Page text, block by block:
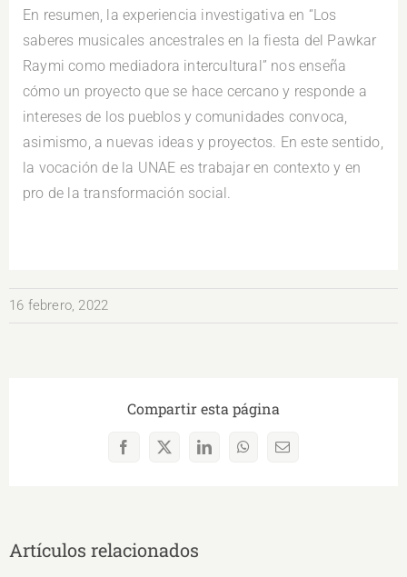
En resumen, la experiencia investigativa en “Los
saberes musicales ancestrales en la fiesta del Pawkar
Raymi como mediadora intercultural” nos enseña
cómo un proyecto que se hace cercano y responde a
intereses de los pueblos y comunidades convoca,
asimismo, a nuevas ideas y proyectos. En este sentido,
la vocación de la UNAE es trabajar en contexto y en
pro de la transformación social.
16 febrero, 2022
Compartir esta página
Facebook
X LinkedInWhatsAppCorreo
Artículos relacionados